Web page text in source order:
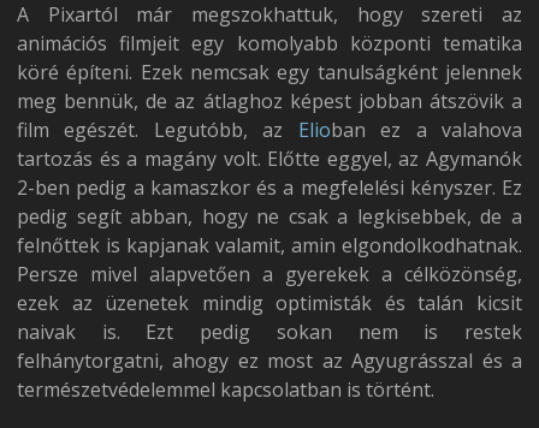
A Pixartól már megszokhattuk, hogy szereti az
animációs filmjeit egy komolyabb központi tematika
köré építeni. Ezek nemcsak egy tanulságként jelennek
meg bennük, de az átlaghoz képest jobban átszövik a
film egészét. Legutóbb, az Elioban ez a valahova
tartozás és a magány volt. Előtte eggyel, az Agymanók
2-ben pedig a kamaszkor és a megfelelési kényszer. Ez
pedig segít abban, hogy ne csak a legkisebbek, de a
felnőttek is kapjanak valamit, amin elgondolkodhatnak.
Persze mivel alapvetően a gyerekek a célközönség,
ezek az üzenetek mindig optimisták és talán kicsit
naivak is. Ezt pedig sokan nem is restek
felhánytorgatni, ahogy ez most az Agyugrásszal és a
természetvédelemmel kapcsolatban is történt.